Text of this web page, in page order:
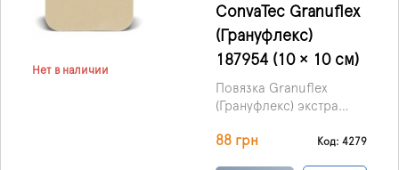
Нет в наличии
ConvaTec Granuflex
(Грануфлекс)
187954 (10 × 10 см)
Повязка Granuflex
(Грануфлекс) экстра
гидроколлоидная,
88 грн Код: 4279